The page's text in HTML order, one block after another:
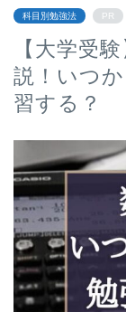
科目別勉強法 PR
【大学受
説！いつ
習する？